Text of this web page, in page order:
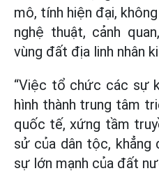
mô, tính hiện đại,
nghệ thuật, cảnh
vùng đất địa linh nhân
“Việc tổ chức các sự
hình thành trung tâm
quốc tế, xứng tầm
sử của dân tộc, khẳng
sự lớn mạnh của đất